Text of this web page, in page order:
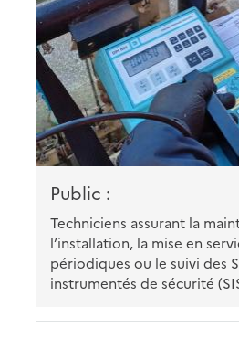
Public :
Techniciens assurant la
l’installation, la mise en
périodiques ou le suivi des
instrumentés de sécurité